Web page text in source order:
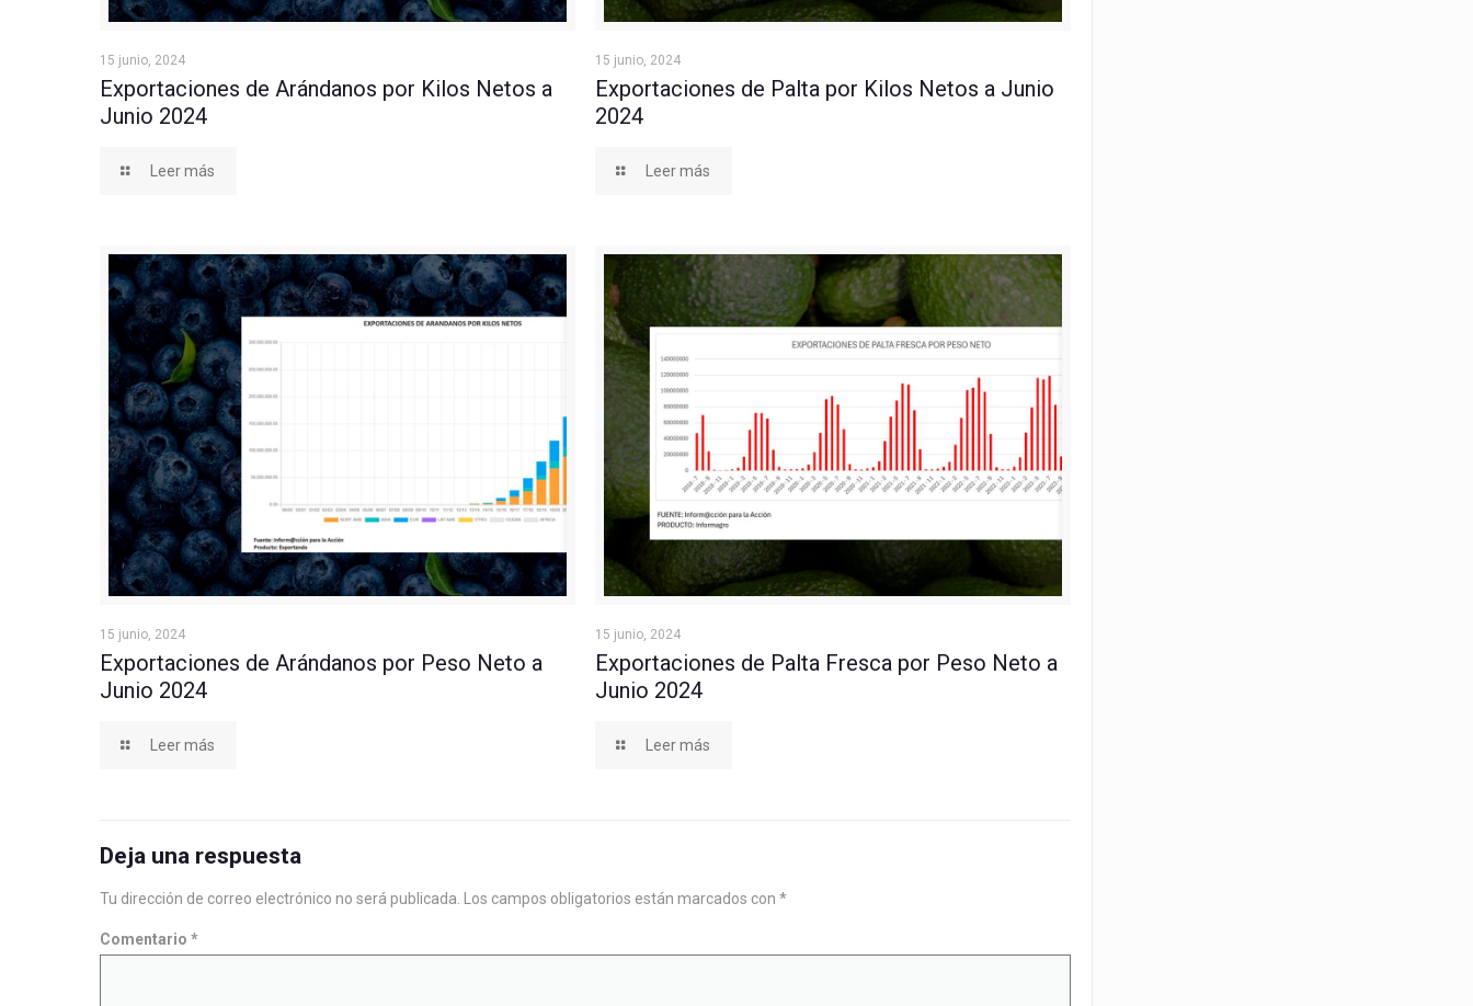
Exportaciones de Arándanos por Kilos Netos a Junio 2024
15 junio, 2024
Exportaciones de Arándanos por Kilos Netos a
Junio 2024
Leer más
Exportaciones de Palta por Kilos Netos a Junio 2024
15 junio, 2024
Exportaciones de Palta por Kilos Netos a Junio
2024
Leer más
Exportaciones de Arándanos por Peso Neto a Junio 2024
15 junio, 2024
Exportaciones de Arándanos por Peso Neto a
Junio 2024
Leer más
Exportaciones de Palta Fresca por Peso Neto a Junio 2024
15 junio, 2024
Exportaciones de Palta Fresca por Peso Neto a
Junio 2024
Leer más
Deja una respuesta
Tu dirección de correo electrónico no será publicada. Los campos obligatorios están marcados con*
Comentario*